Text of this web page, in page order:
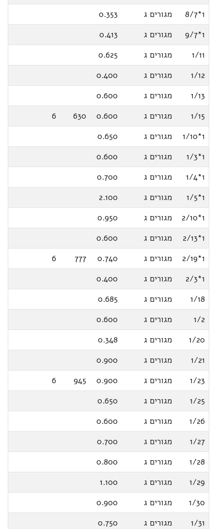
1*8/7
מגורים ג
0.353
1*9/7
מגורים ג
0.413
1/11
מגורים ג
0.625
1/12
מגורים ג
0.400
1/13
מגורים ג
0.600
1/15
מגורים ג 0.600
630
6
1*1/10
מגורים ג
0.650
1*1/3
מגורים ג
0.600
1*1/4
מגורים ג
0.700
1*1/5
מגורים ג
2.100
1*2/10
מגורים ג
0.950
1*2/13
מגורים ג
0.600
1*2/19
מגורים ג 0.740
777
6
1*2/3
מגורים ג
0.400
1/18
מגורים ג
0.685
1/2
מגורים ג
0.600
1/20
מגורים ג
0.348
1/21
מגורים ג
0.900
1/23
מגורים ג 0.900
945
6
1/25
מגורים ג
0.650
1/26
מגורים ג
0.600
1/27
מגורים ג
0.700
1/28
מגורים ג
0.800
1/29
מגורים ג
1.100
1/30
מגורים ג
0.900
1/31
מגורים ג
0.750